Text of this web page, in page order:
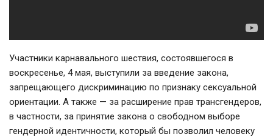
Участники карнавального шествия, состоявшегося в
воскресенье, 4 мая, выступили за введение закона,
запрещающего дискриминацию по признаку сексуальной
ориентации. А также — за расширение прав трансгендеров,
в частности, за принятие закона о свободном выборе
гендерной идентичности, который бы позволил человеку